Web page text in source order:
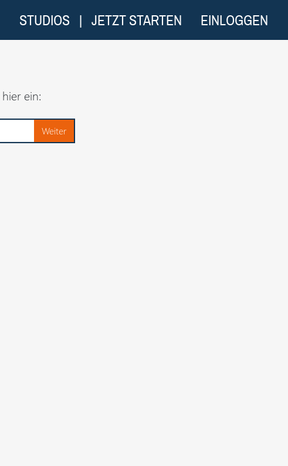
STUDIOS | JETZT STARTEN EINLOGGEN
ein: